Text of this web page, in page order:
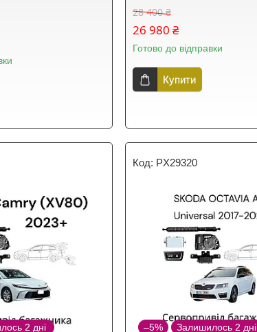
28 400 ₴
26 980 ₴
Готово до відправки
Купити
2 дні
PX29320
–5% Залишилось 2 дні